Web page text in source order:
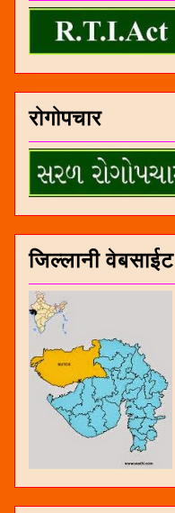
रोगोपचार
जिल्लानी वेबसाईट